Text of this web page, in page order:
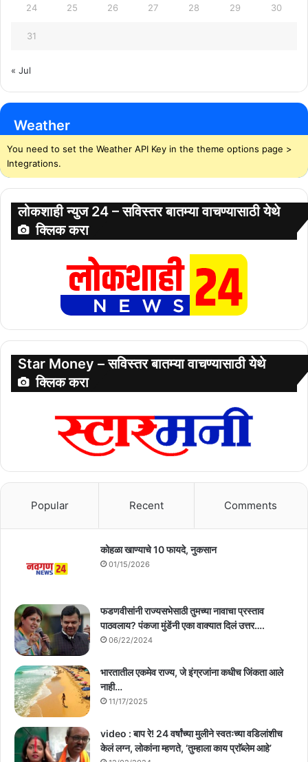
24 25 26 27 28 29 30
31
« Jul
Weather
You need to set the Weather API Key in the theme options page >
Integrations.
लोकशाही न्युज 24 – सविस्तर बातम्या वाचण्यासाठी येथे
क्लिक करा
Star Money – सविस्तर बातम्या वाचण्यासाठी येथे
क्लिक करा
Popular Recent Comments
कोहळा खाण्याचे 10 फायदे, नुकसान
01/15/2026
फडणवीसांनी राज्यसभेसाठी तुमच्या नावाचा प्रस्ताव
पाठवलाय? पंकजा मुंडेंनी एका वाक्यात दिलं उत्तर….
06/22/2024
भारतातील एकमेव राज्य, जे इंग्रजांना कधीच जिंकता आले
नाही…
11/17/2025
video : बाप रे! 24 वर्षांच्या मुलीने स्वतःच्या वडिलांशीच
केलं लग्न, लोकांना म्हणते, ‘तुम्हाला काय प्राॅब्लेम आहे’